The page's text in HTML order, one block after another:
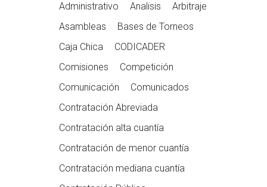
Administrativo
Analisis
Arbitraje
Asambleas
Bases de Torneos
Caja Chica
CODICADER
Comisiones
Competición
Comunicación
Comunicados
Contratación Abreviada
Contratación alta cuantía
Contratación de menor cuantía
Contratación mediana cuantía